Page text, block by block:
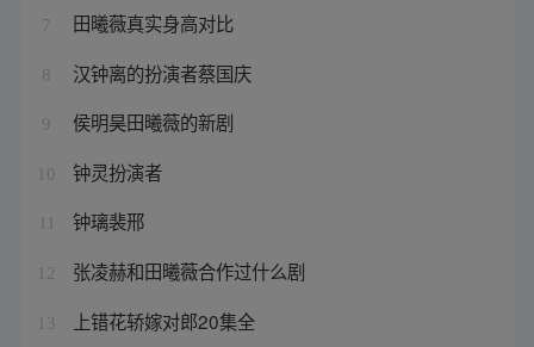
7 田曦薇真实身高对比
8 汉钟离的扮演者蔡国庆
9 侯明昊田曦薇的新剧
10 钟灵扮演者
钟璃裴邢
12 张凌赫和田曦薇合作过什么剧
13 上错花轿嫁对郎20集全